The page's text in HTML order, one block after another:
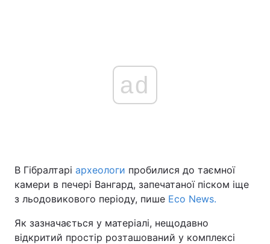
Головна Війна
Україна Політика
Економіка Світ
ad
В Гібралтарі археологи пробилися до таємної
камери в печері Вангард, запечатаної піском іще
з льодовикового періоду, пише Есо News.
Як зазначається у матеріалі, нещодавно
відкритий простір розташований у комплексі